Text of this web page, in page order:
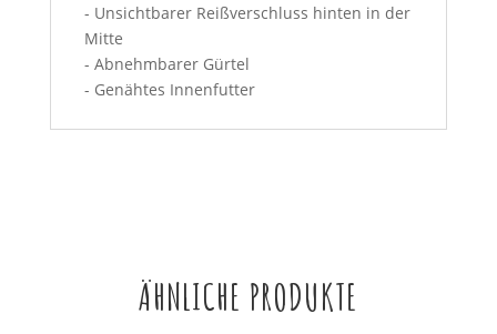
- Unsichtbarer Reißverschluss hinten in der
Mitte
- Abnehmbarer Gürtel
- Genähtes Innenfutter
ÄHNLICHE PRODUKTE